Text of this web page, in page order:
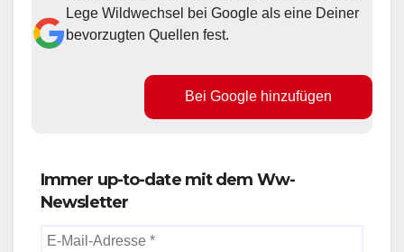
Lege Wildwechsel bei Google als eine Deiner
bevorzugten Quellen fest.
Bei Google hinzufügen
Immer up-to-date mit dem Ww-
Newsletter